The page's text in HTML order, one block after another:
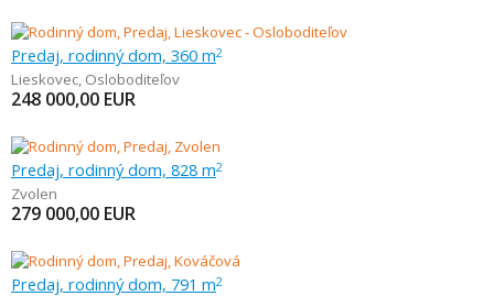
Predaj, rodinný dom, 360 m2
Lieskovec, Osloboditeľov
248 000,00 EUR
Predaj, rodinný dom, 828 m2
Zvolen
279 000,00 EUR
Predaj, rodinný dom, 791 m2